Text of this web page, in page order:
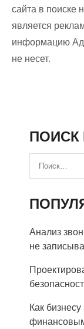
сайта в поиске
является
информацию
не несет.
ПОИСК
Анализ
не
Как